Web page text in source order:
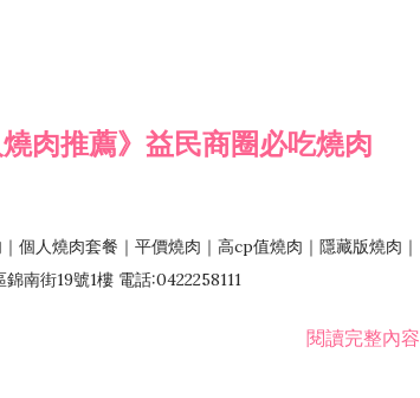
肉推薦》益民商圈必吃燒肉
個人燒肉套餐｜平價燒肉｜高cp值燒肉｜隱藏版燒肉｜
南街19號1樓 電話:0422258111
閱讀完整內容